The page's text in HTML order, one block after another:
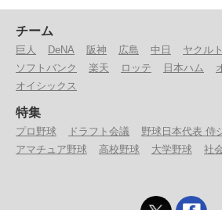
チーム
巨人 DeNA 阪神 広島 中日 ヤクルト
ソフトバンク
楽天 ロッテ 日本ハム
オイシックス
特集
プロ野球 ドラフト会議
野球日本代表 侍
アマチュア野球
高校野球 大学野球 社